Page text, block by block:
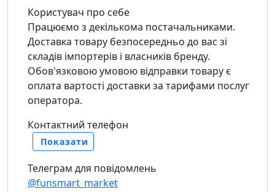
Користувач про себе
Працюємо з декількома постачальниками.
Доставка товару безпосередньо до вас зі
складів імпортерів і власників бренду.
Обов'язковою умовою відправки товару є
оплата вартості доставки за тарифами послуг
оператора.
Контактний телефон
Показати
Телеграм для повідомлень
@funsmart_market